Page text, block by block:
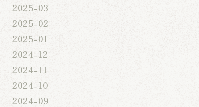
2025-03
2025-02
2025-01
2024-12
2024-11
2024-10
2024-09